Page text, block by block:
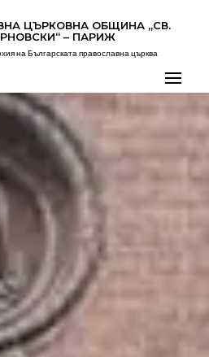
ЦЪРКОВНА OБЩИНА „СВ.
– ПАРИЖ
на Българската православна църква